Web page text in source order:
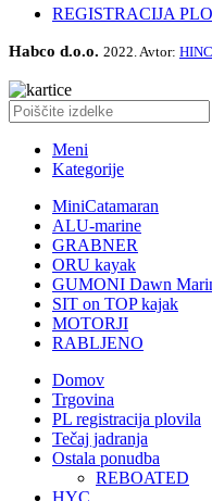
REGISTRACIJA
Habco d.o.o. 2022. Avtor:
Meni
Kategorije
MiniCatamaran
ALU-marine
GRABNER
ORU kayak
GUMONI Dawn
SIT on TOP kajak
MOTORJI
RABLJENO
Domov
Trgovina
PL registracija plovila
Tečaj jadranja
Ostala ponudba
REBOATED